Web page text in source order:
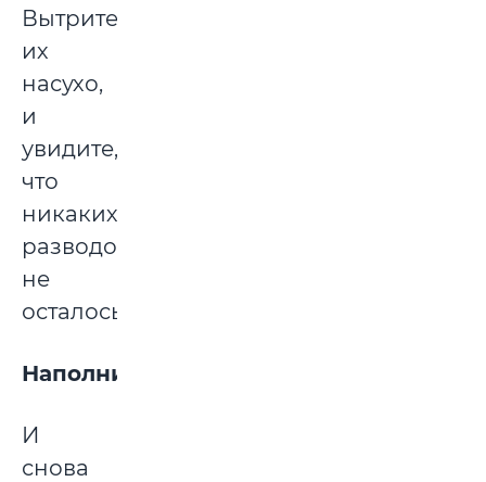
Вытрите
их
насухо,
и
увидите,
что
никаких
разводов
не
осталось.
Наполнитель
И
снова